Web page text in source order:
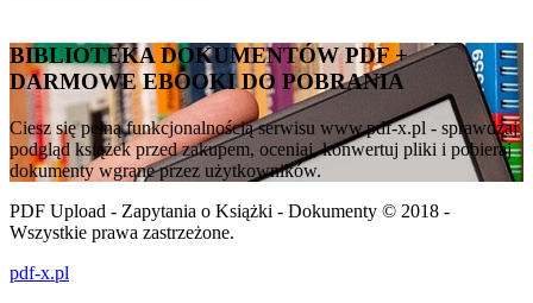
BIBLIOTEKA DOKUMENTÓW PDF +
DARMOWE EBOOKI DO POBRANIA
Ciesz się pełną funkcjonalnością serwisu www.pdf-x.pl - sprawdzaj
podgląd książek przed zakupem, oceniaj, konwertuj pliki i pobieraj
dokumenty wgrane przez użytkowników.
PDF Upload - Zapytania o Książki - Dokumenty © 2018 -
Wszystkie prawa zastrzeżone.
pdf-x.pl